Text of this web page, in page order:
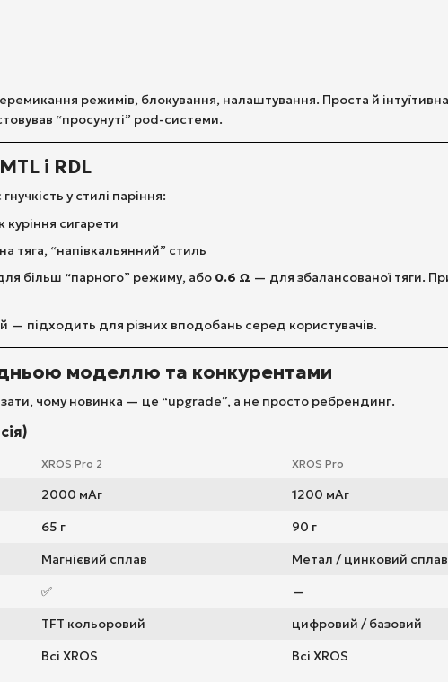
режимів, блокування, налаштування. Проста й
“просунуті” pod-системи.
і RDL
у стилі паріння:
сигарети
тяга, “напівкальянний” стиль
більш “парного” режиму, або 0.6 Ω — для збалансованої тяги.
— підходить для різних вподобань серед користувачів.
моделлю та конкурентами
чому новинка — це “upgrade”, а не просто ребрендинг.
XROS Pro 2 XROS Pro
2000 мАг
1200 мАг
65 г
90 г
Магнієвий сплав
Метал / цинковий сплав
✅
—
TFT кольоровий
цифровий / базовий
Всі XROS Всі XROS